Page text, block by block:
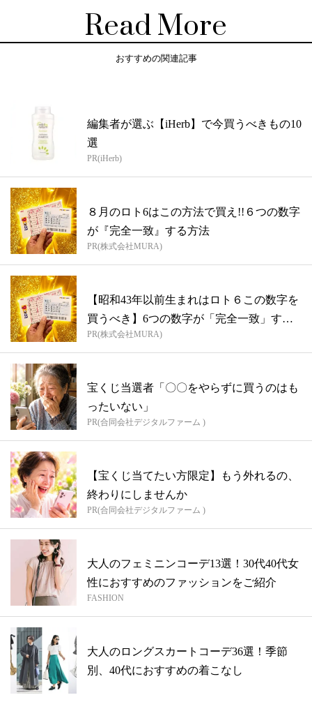
Read More
おすすめの関連記事
編集者が選ぶ【iHerb】で今買うべきもの10
選
PR(iHerb)
８月のロト6はこの方法で買え!!６つの数字
が『完全一致』する方法
PR(株式会社MURA)
【昭和43年以前生まれはロト６この数字を
買うべき】6つの数字が「完全一致」する
方...
PR(株式会社MURA)
宝くじ当選者「〇〇をやらずに買うのはも
ったいない」
PR(合同会社デジタルファーム )
【宝くじ当てたい方限定】もう外れるの、
終わりにしませんか
PR(合同会社デジタルファーム )
大人のフェミニンコーデ13選！30代40代女
性におすすめのファッションをご紹介
FASHION
大人のロングスカートコーデ36選！季節
別、40代におすすめの着こなし